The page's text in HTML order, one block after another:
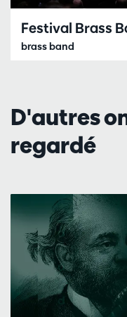
Festival Brass
brass band
D'autres
regardé